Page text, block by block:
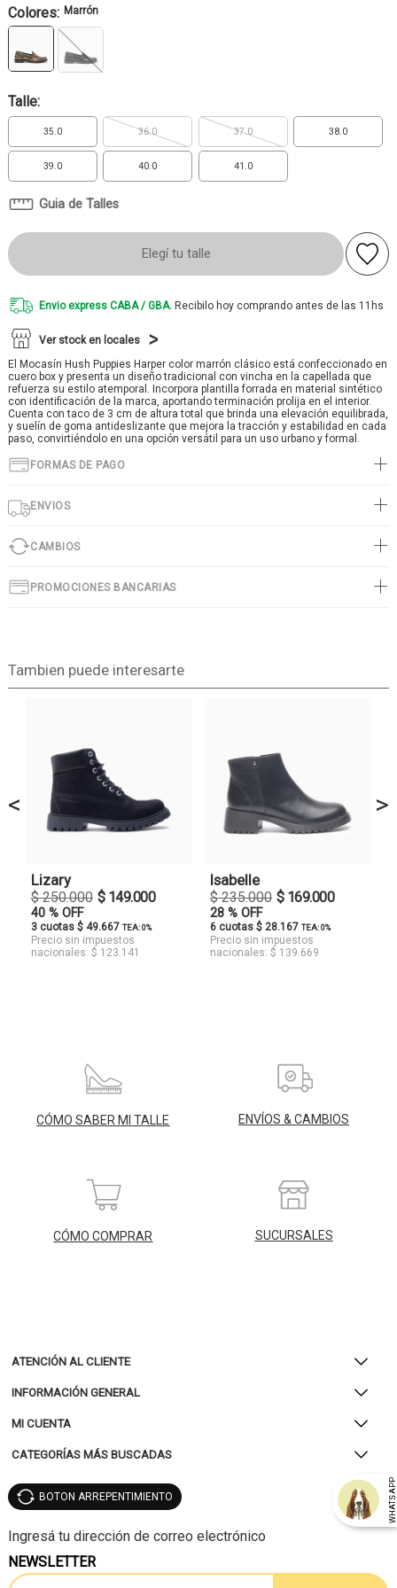
Colores: Marrón
Talle:
35.0 36.0 37.0 38.0
39.0 40.0 41.0
Guia de Talles
Elegí tu talle
Envio express CABA / GBA. Recibilo hoy comprando antes de las 11hs
Ver stock en locales
El Mocasín Hush Puppies Harper color marrón clásico está confeccionado en
cuero box y presenta un diseño tradicional con vincha en la capellada que
refuerza su estilo atemporal. Incorpora plantilla forrada en material sintético
con identificación de la marca, aportando terminación prolija en el interior.
Cuenta con taco de 3 cm de altura total que brinda una elevación equilibrada,
y suelín de goma antideslizante que mejora la tracción y estabilidad en cada
paso, convirtiéndolo en una opción versátil para un uso urbano y formal.
FORMAS DE PAGO
ENVIOS
CAMBIOS
PROMOCIONES BANCARIAS
Tambien puede interesarte
<
Lizary
$ 250.000 $ 149.000
40 % OFF
3 cuotas $ 49.667 TEA: 0%
Precio sin impuestos
nacionales: $ 123.141
Isabelle
$ 235.000 $ 169.000
28 % OFF
6 cuotas $ 28.167 TEA: 0%
Precio sin impuestos
nacionales: $ 139.669
>
CÓMO SABER MI TALLE ENVÍOS & CAMBIOS
CÓMO COMPRAR SUCURSALES
ATENCIÓN AL CLIENTE
INFORMACIÓN GENERAL
MI CUENTA
CATEGORÍAS MÁS BUSCADAS
WHATSAPP
BOTON ARREPENTIMIENTO
NEWSLETTER